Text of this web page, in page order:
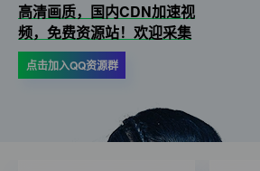
高清画质，国内CDN加速视
频，免费资源站！欢迎采集
点击加入QQ资源群